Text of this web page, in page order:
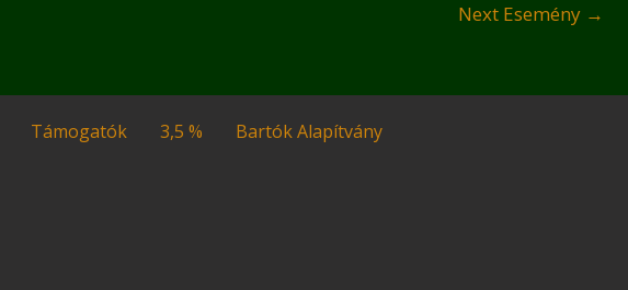
Next Esemény →
Támogatók 3,5 % Bartók Alapítvány